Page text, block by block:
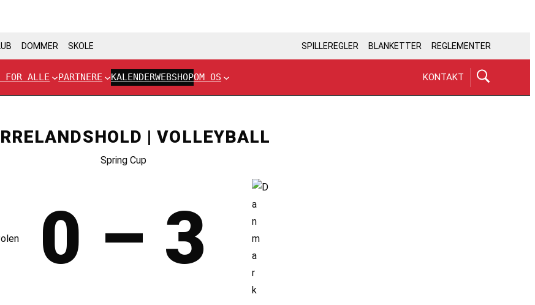
DOMMER SKOLE SPILLEREGLER BLANKETTER REGLEMENTER
FOR ALLE PARTNERE KALENDERWEBSHOPOM OS KONTAKT
| VOLLEYBALL
Spring Cup
0 – 3